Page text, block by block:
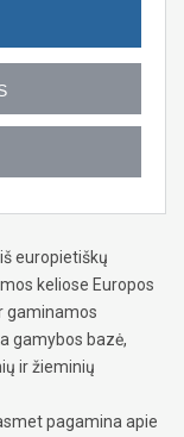
europietiškų
keliose Europos
gaminamos
gamybos bazė,
ir žieminių
pagamina apie